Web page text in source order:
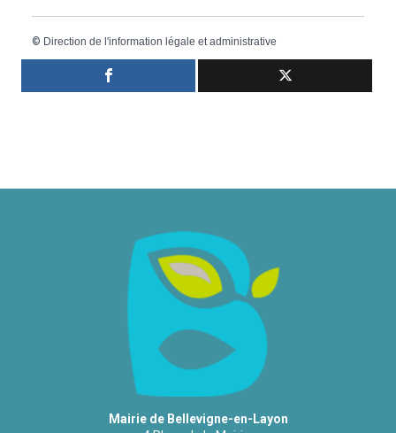
© Direction de l'information légale et administrative
Mairie de Bellevigne-en-Layon